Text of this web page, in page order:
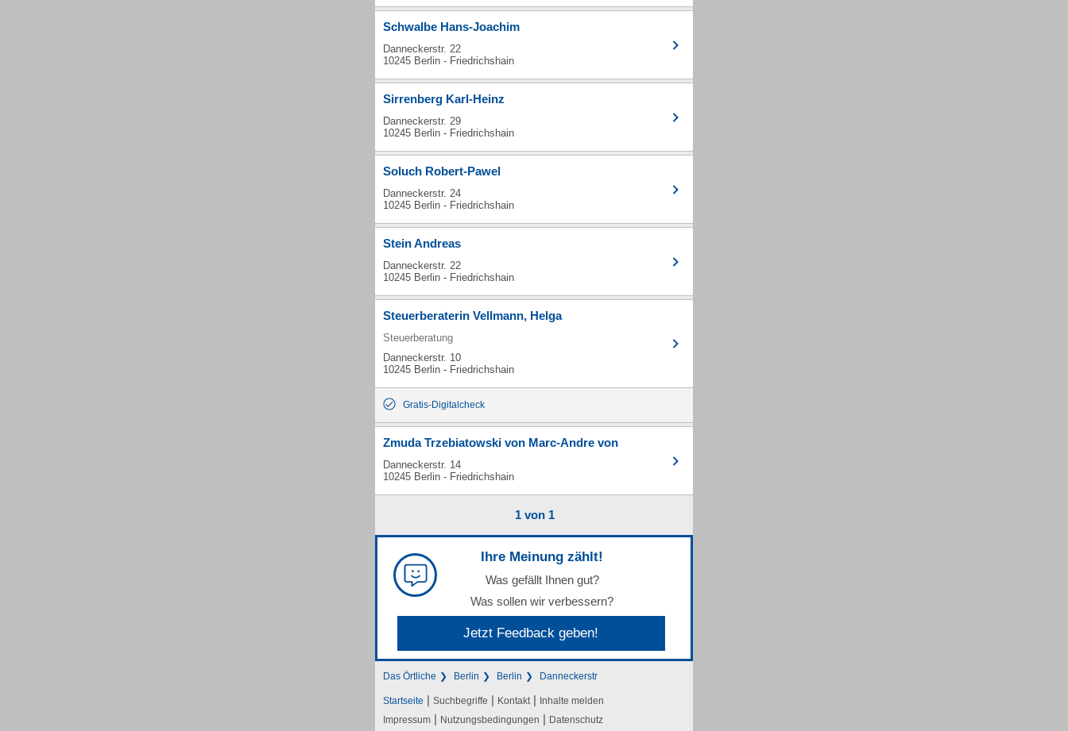
Schwalbe Hans-Joachim
Danneckerstr. 22
10245 Berlin - Friedrichshain
Sirrenberg Karl-Heinz
Danneckerstr. 29
10245 Berlin - Friedrichshain
Soluch Robert-Pawel
Danneckerstr. 24
10245 Berlin - Friedrichshain
Stein Andreas
Danneckerstr. 22
10245 Berlin - Friedrichshain
Steuerberaterin Vellmann, Helga
Steuerberatung
Danneckerstr. 10
10245 Berlin - Friedrichshain
Gratis-Digitalcheck
Zmuda Trzebiatowski von Marc-Andre von
Danneckerstr. 14
10245 Berlin - Friedrichshain
1 von 1
Ihre Meinung zählt!
Was gefällt Ihnen gut?
Was sollen wir verbessern?
Jetzt Feedback geben!
Das Örtliche Berlin Berlin Danneckerstr
Startseite | Suchbegriffe | Kontakt | Inhalte melden
Impressum | Nutzungsbedingungen | Datenschutz